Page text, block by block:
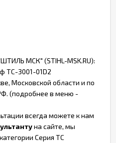
МСК" (STIHL-MSK.RU):
TC-3001-01D2
Московской области и по
(подробнее в меню -
всегда можете к нам
на сайте, мы
Серия TC